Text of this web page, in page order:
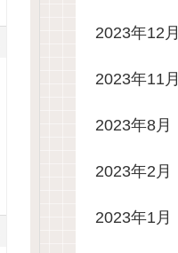
2023年12月
2023年11月
2023年8月
2023年2月
2023年1月